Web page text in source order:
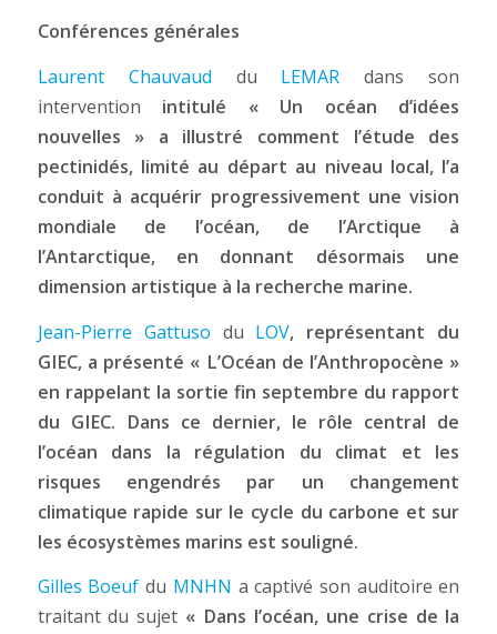
Conférences générales
Laurent Chauvaud du LEMAR dans son
intervention intitulé « Un océan d’idées
nouvelles » a illustré comment l’étude des
pectinidés, limité au départ au niveau local, l’a
conduit à acquérir progressivement une vision
mondiale de l’océan, de l’Arctique à
l’Antarctique, en donnant désormais une
dimension artistique à la recherche marine.
Jean-Pierre Gattuso du LOV, représentant du
GIEC, a présenté « L’Océan de l’Anthropocène »
en rappelant la sortie fin septembre du rapport
du GIEC. Dans ce dernier, le rôle central de
l’océan dans la régulation du climat et les
risques engendrés par un changement
climatique rapide sur le cycle du carbone et sur
les écosystèmes marins est souligné.
Gilles Boeuf du MNHN a captivé son auditoire en
traitant du sujet « Dans l’océan, une crise de la